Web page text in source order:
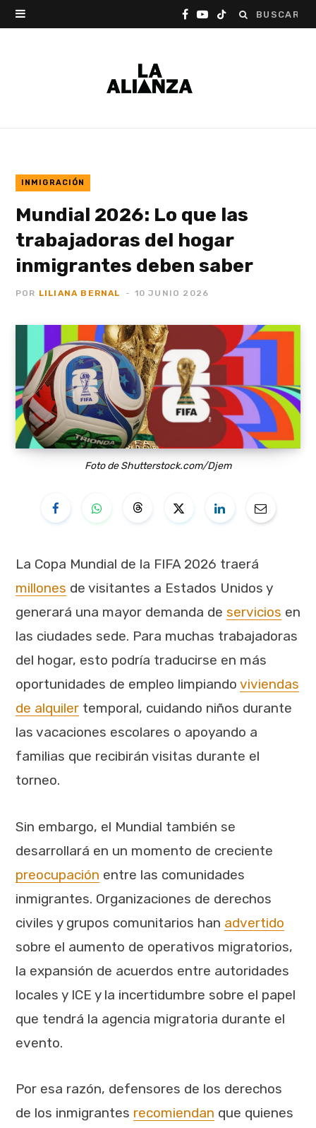
Buscar:
F
k
Y T
INMIGRACIÓN
Mundial 2026: Lo que las
trabajadoras del hogar
inmigrantes deben saber
POR LILIANA BERNAL 10 JUNIO 2026
Foto de Shutterstock.com/Djem
La Copa Mundial de la FIFA 2026 traerá
millones de visitantes a Estados Unidos y
generará una mayor demanda de servicios en
las ciudades sede. Para muchas trabajadoras
del hogar, esto podría traducirse en más
oportunidades de empleo limpiando viviendas
de alquiler temporal, cuidando niños durante
las vacaciones escolares o apoyando a
familias que recibirán visitas durante el
torneo.
Sin embargo, el Mundial también se
desarrollará en un momento de creciente
preocupación entre las comunidades
inmigrantes. Organizaciones de derechos
civiles y grupos comunitarios han advertido
sobre el aumento de operativos migratorios,
la expansión de acuerdos entre autoridades
locales y ICE y la incertidumbre sobre el papel
que tendrá la agencia migratoria durante el
evento.
Por esa razón, defensores de los derechos
de los inmigrantes recomiendan que quienes